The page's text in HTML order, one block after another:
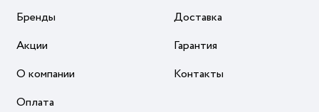
Бренды
Акции
О компании
Оплата
Доставка
Гарантия
Контакты